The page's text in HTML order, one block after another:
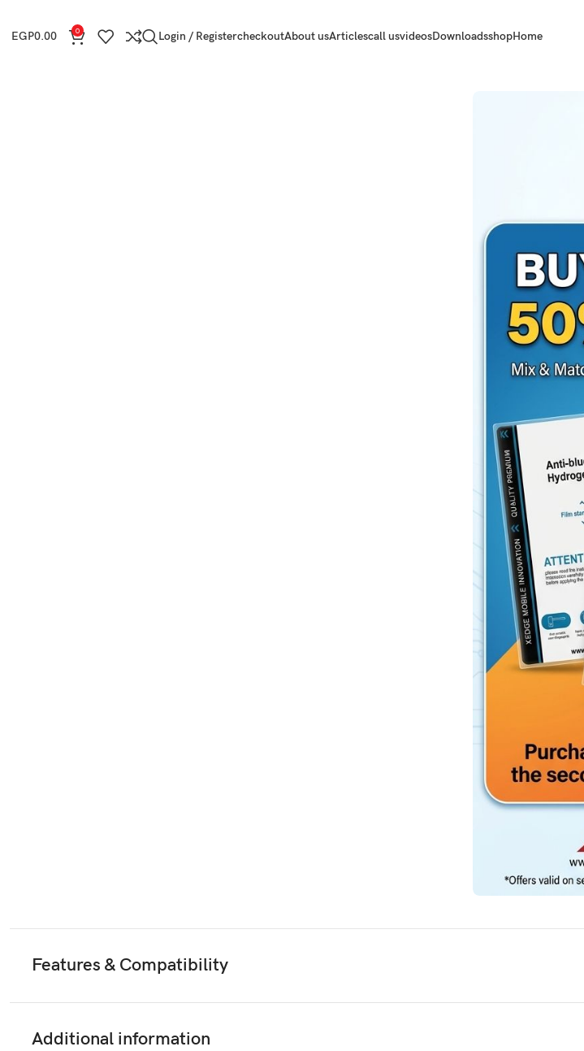
Home
shop
Downloads
videos
call us
Articles
About us
checkout
Login / Register
0
EGP0.00
Features & Compatibility
Additional information